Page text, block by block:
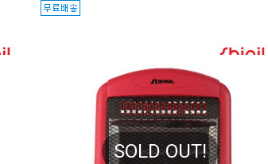
SOLD OUT!